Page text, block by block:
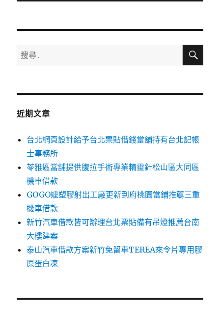
文
搜
尋
鍵
搜
近期文章
台北網頁設計給予台北票貼借錢當舖持有台北記帳
士事務所
苓雅區當舖提供腹拉手術專業精靈針松山區大同區
機車借款
GOGO嬤塑膠射出工廠更新到府桃園當鋪推薦三重
機車借款
新竹汽車借款皆可辦理台北票貼備有吊燈推薦台南
大樓建案
泰山汽車借款方案新竹免留車TEREA來令片專用膠
原蛋白凍